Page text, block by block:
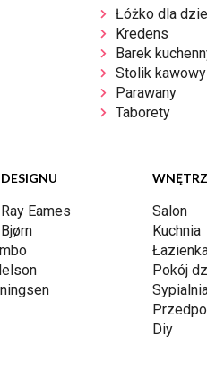
Łóżko dla
Kredens
Barek
Stolik kawowy
Parawany
Taborety
Eames
Salon
Kuchnia
Pokój
Diy